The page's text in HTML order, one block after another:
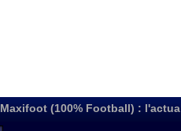
Maxifoot (100% Football) :